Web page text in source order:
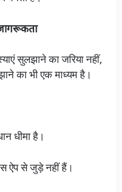
सुलझाने का जरिया नहीं,
का भी एक माध्यम है।
धीमा है।
ऐप से जुड़े नहीं हैं।